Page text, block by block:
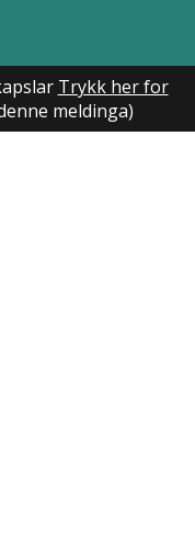
Trykk her for
meldinga)